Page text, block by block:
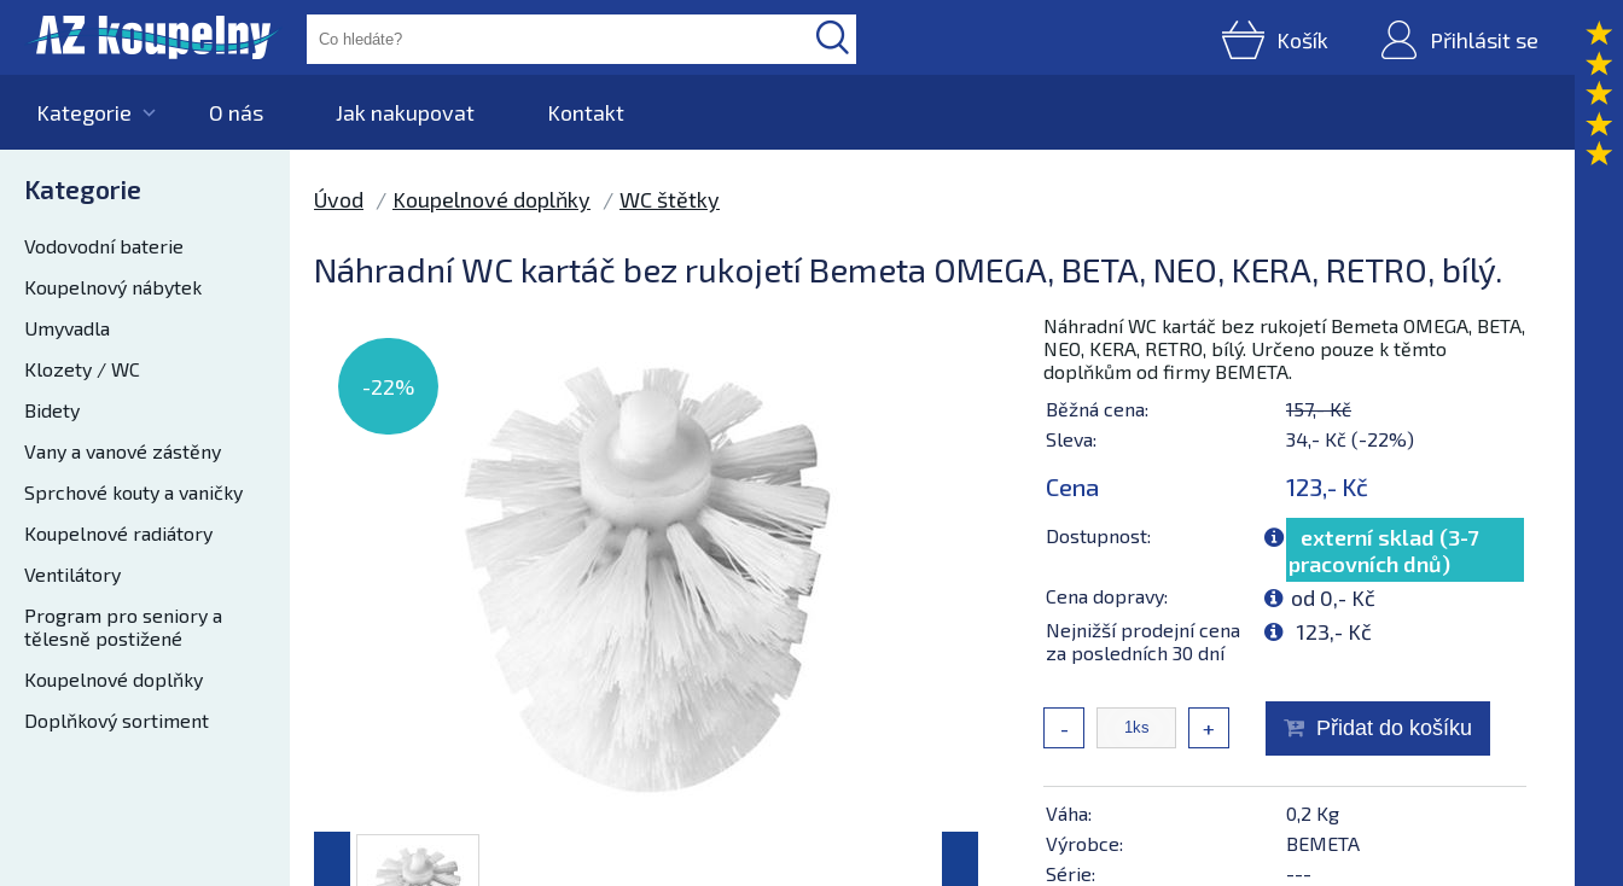
Košík Přihlásit se
Kategorie O nás Jak nakupovat Kontakt
Kategorie
Vodovodní baterie
Koupelnový nábytek
Umyvadla
Klozety / WC
Bidety
Vany a vanové zástěny
Sprchové kouty a vaničky
Koupelnové radiátory
Ventilátory
Program pro seniory a
tělesně postižené
Koupelnové doplňky
Doplňkový sortiment
Úvod Koupelnové doplňky WC štětky
Náhradní WC kartáč bez rukojetí Bemeta OMEGA, BETA, NEO, KERA, RETRO, bílý.
-22%
Náhradní WC kartáč bez rukojetí Bemeta OMEGA, BETA,
NEO, KERA, RETRO, bílý. Určeno pouze k těmto
doplňkům od firmy BEMETA.
Běžná cena:
157,- Kč
Sleva:
34,- Kč (-22%)
Cena 123,- Kč
Dostupnost:
externí sklad (3-7
pracovních dnů)
Cena dopravy: od 0,- Kč
Nejnižší prodejní cena
za posledních 30 dní
123,- Kč
- + Přidat do košíku
Váha:
0,2 Kg
Výrobce:
BEMETA
Série:
---